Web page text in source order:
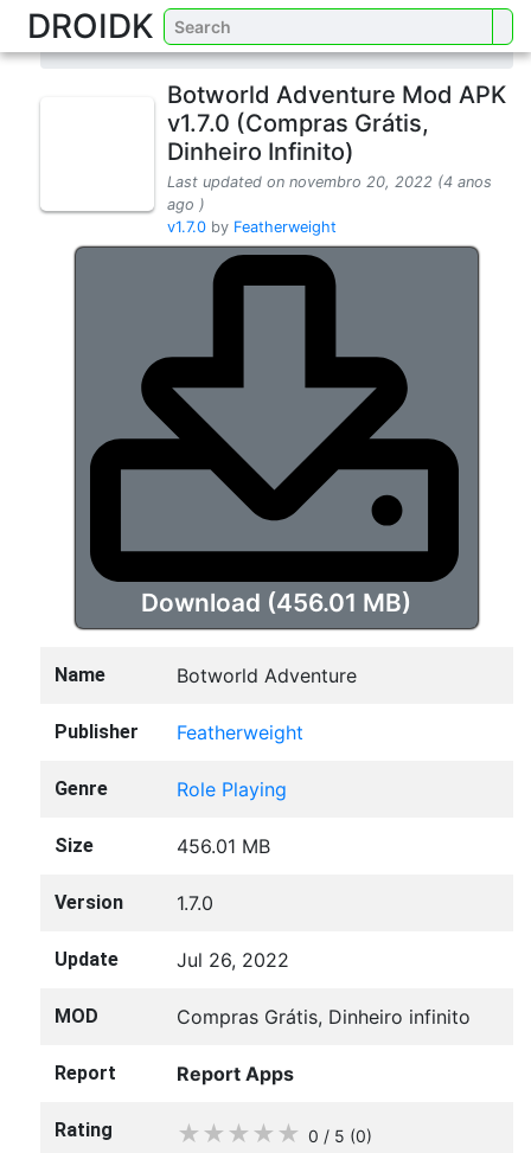
DROIDK
Home Games Role Playing
Botworld Adventure Mod APK
v1.7.0 (Compras Grátis,
Dinheiro Infinito)
Last updated on novembro 20, 2022 (4 anos
ago )
v1.7.0 by Featherweight
Download (456.01 MB)
Name Botworld Adventure
Publisher Featherweight
Genre Role Playing
Size 456.01 MB
Version 1.7.0
Update Jul 26, 2022
MOD Compras Grátis, Dinheiro infinito
Report Report Apps
Rating ★ ★ ★ ★ ★ 0 / 5 (0)